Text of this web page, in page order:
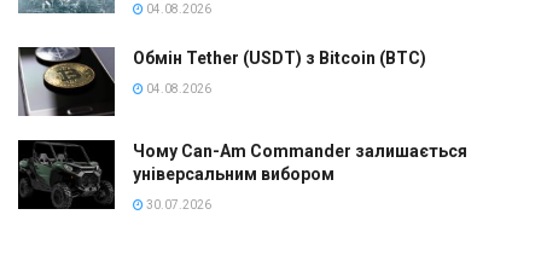
04.08.2026
Обмін Tether (USDT) з Bitcoin (BTC)
04.08.2026
Чому Can-Am Commander залишається
універсальним вибором
30.07.2026